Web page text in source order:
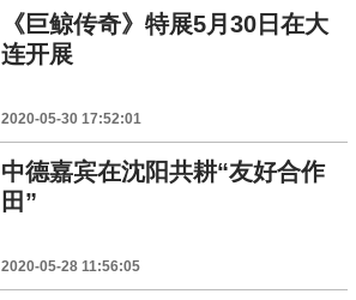
《巨鲸传奇》特展5月30日在大
连开展
2020-05-30 17:52:01
中德嘉宾在沈阳共耕“友好合作
田”
2020-05-28 11:56:05